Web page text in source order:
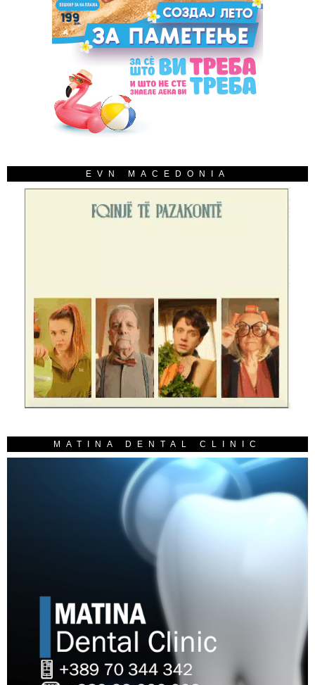
EVN MACEDONIA
MATINA DENTAL CLINIC